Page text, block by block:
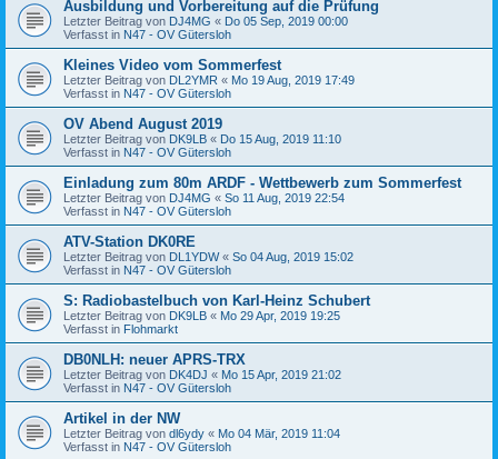
Ausbildung und Vorbereitung auf die Prüfung
Letzter Beitrag von DJ4MG « Do 05 Sep, 2019 00:00
Verfasst in N47 - OV Gütersloh
Kleines Video vom Sommerfest
Letzter Beitrag von DL2YMR « Mo 19 Aug, 2019 17:49
Verfasst in N47 - OV Gütersloh
OV Abend August 2019
Letzter Beitrag von DK9LB « Do 15 Aug, 2019 11:10
Verfasst in N47 - OV Gütersloh
Einladung zum 80m ARDF - Wettbewerb zum Sommerfest
Letzter Beitrag von DJ4MG « So 11 Aug, 2019 22:54
Verfasst in N47 - OV Gütersloh
ATV-Station DK0RE
Letzter Beitrag von DL1YDW« So 04 Aug, 2019 15:02
Verfasst in N47 - OV Gütersloh
S: Radiobastelbuch von Karl-Heinz Schubert
Letzter Beitrag von DK9LB « Mo 29 Apr, 2019 19:25
Verfasst in Flohmarkt
DB0NLH: neuer APRS-TRX
Letzter Beitrag von DK4DJ « Mo 15 Apr, 2019 21:02
Verfasst in N47 - OV Gütersloh
Artikel in der NW
Letzter Beitrag von dl6ydy « Mo 04 Mär, 2019 11:04
Verfasst in N47 - OV Gütersloh